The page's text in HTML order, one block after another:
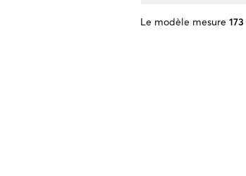
Le modèle mesure 173